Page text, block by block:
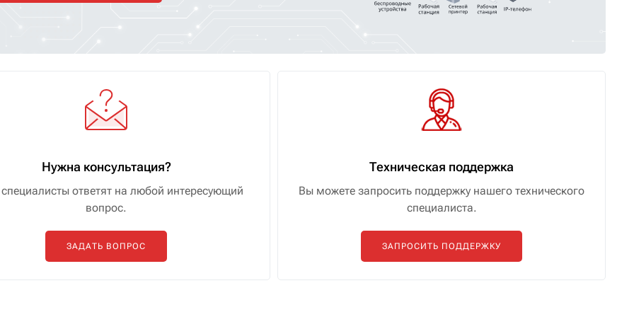
Нужна консультация?
ответят на любой интересующий
вопрос.
ЗАДАТЬ ВОПРОС
Техническая поддержка
Вы можете запросить поддержку нашего технического
специалиста.
ЗАПРОСИТЬ ПОДДЕРЖКУ